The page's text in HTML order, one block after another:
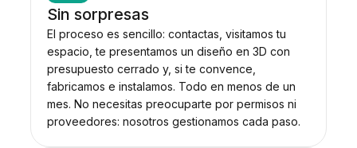
Sin sorpresas
El proceso es sencillo: contactas, visitamos tu
espacio, te presentamos un diseño en 3D con
presupuesto cerrado y, si te convence,
fabricamos e instalamos. Todo en menos de un
mes. No necesitas preocuparte por permisos ni
proveedores: nosotros gestionamos cada paso.